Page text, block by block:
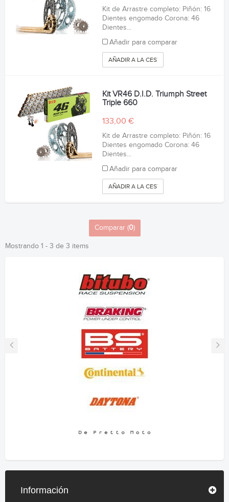
Kit de Arrastre completo: Piñón: 16
Dientes engomado Corona: 46
Dientes...
Añadir para comparar
AÑADIR A LA CESTA
Kit VR46 D.I.D. Triumph Street
Triple 660
133,00 €
Kit de Arrastre completo: Piñón: 16
Dientes engomado Corona: 46
Dientes...
Añadir para comparar
AÑADIR A LA CESTA
Comparar (0)
Mostrando 1 - 3 de 3 items
Información